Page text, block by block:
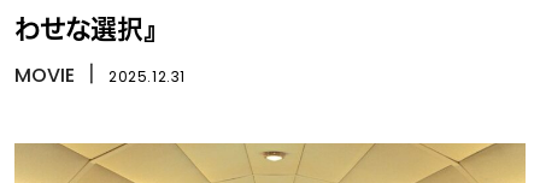
わせな選択』
MOVIE 2025.12.31